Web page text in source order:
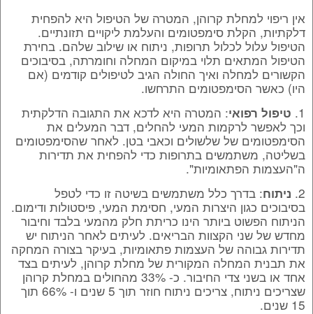
אין ריפוי למחלת קרוהן, המטרה של הטיפול היא להפחית
דלקתיות, הקלת סימפטומים והעלמת ליקויים תזונתיים.
הטיפול עלול לכלול תרופות, ניתוח או שילוב שלהם. בחירת
הטיפול המתאים תלוי במיקום המחלה וחומרתה, בסיבוכים
הקשורים למחלה ואיך החולה הגיב לטיפולים קודמים (אם
היו) כאשר הסימפטומים התרחשו.
1. טיפול רפואי: המטרה היא לדכא את התגובה הדלקתית
וכך לאפשר לרקמות המעי להחלים, דבר המעלים את
הסימפטומים של שלשולים וכאבי בטן. לאחר שהסימפטומים
בשליטה, משתמשים בתרופות כדי להפחית את תדירות
ה"העצמות הפתאומיות".
2. ניתוח: בדרך כלל משתמשים בשיטה זו כדי לטפל
בסיבוכים כגון היצרות המעי, חסימת המעי, פיסטולות ודימום.
הניתוח הפשוט ביותר הינו כריתת חלק מהמעי בלבד וחיבור
מחדש של שני הקצוות הבריאים. לעיתים לאחר הניתוח יש
תדירות גבוהה של העצמות פתאומיות, בעיקר בצורה המחקה
את תבנית המחלה המקורית של מחלת קרוהן, לעיתים בצד
אחד או בשני צדי החיבור. כ- 33% מהחולים במחלת קרוהן
שצריכים ניתוח, צריכים ניתוח חוזר תוך 5 שנים ו- 66% תוך
15 שנים.